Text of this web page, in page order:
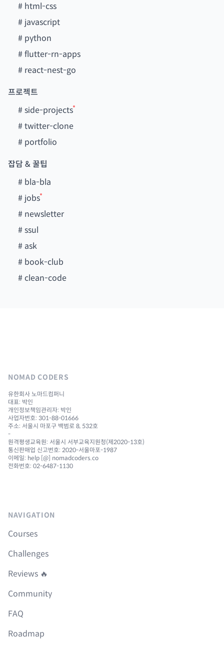
# html-css
# javascript
# python
#flutter-rn-apps
# react-nest-go
프로젝트
#side-projects
#twitter-clone
# portfolio
잡담 & 꿀팁
# bla-bla
# jobs
# newsletter
#ssul
# ask
# book-club
#clean-code
NOMAD CODERS
유한회사 노마드컴퍼니
대표: 박인
개인정보책임관리자: 박인
사업자번호: 301-88-01666
주소: 서울시 마포구 백범로 8, 532호
-
원격평생교육원: 서울시 서부교육지원청(제2020-13호)
통신판매업 신고번호: 2020-서울마포-1987
이메일: help [@] nomadcoders.co
전화번호: 02-6487-1130
NAVIGATION
Courses
Challenges
Reviews 🔥
Community
FAQ
Roadmap